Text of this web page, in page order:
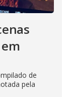
de
pela